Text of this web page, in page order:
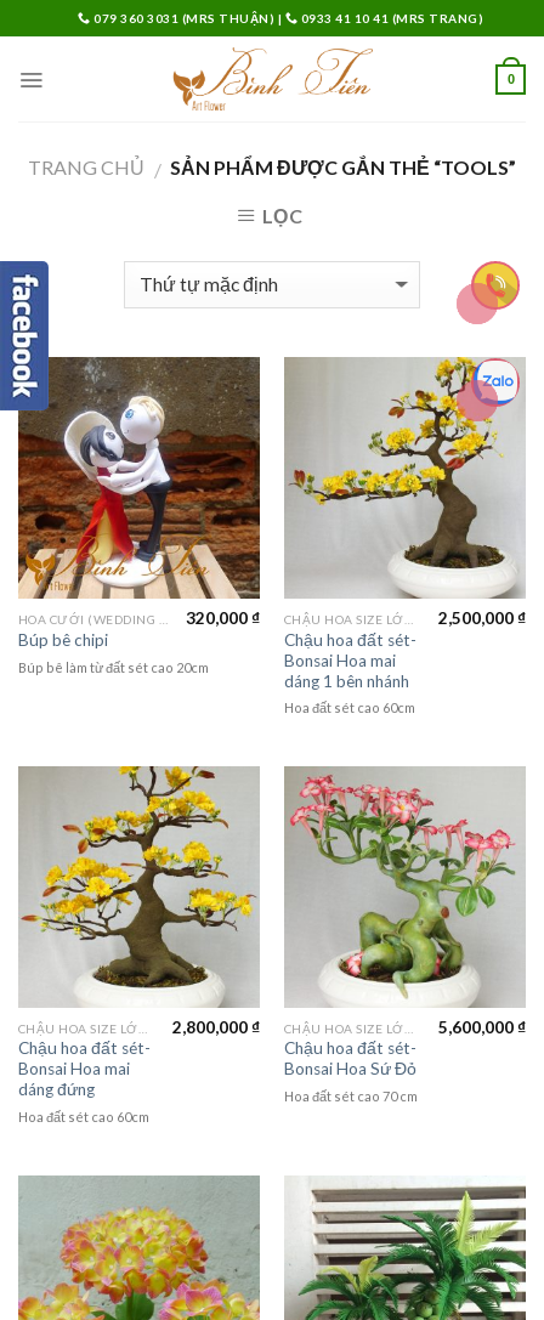
to
content
079 360 3031 (MRS THUẬN) | 0933 41 10 41 (MRS TRANG)
0
TRANG CHỦ / SẢN PHẨM ĐƯỢC GẮN THẺ “TOOLS”
LỌC
Búp bê chipi
320,000₫
Búp bê làm từ đất sét cao 20cm
Chậu hoa đất sét-
Bonsai Hoa mai
dáng 1 bên nhánh
2,500,000₫
Hoa đất sét cao 60cm
Chậu hoa đất sét-
Bonsai Hoa mai
dáng đứng
2,800,000₫
Hoa đất sét cao 60cm
Chậu hoa đất sét-
Bonsai Hoa Sứ Đỏ
5,600,000₫
Hoa đất sét cao 70 cm